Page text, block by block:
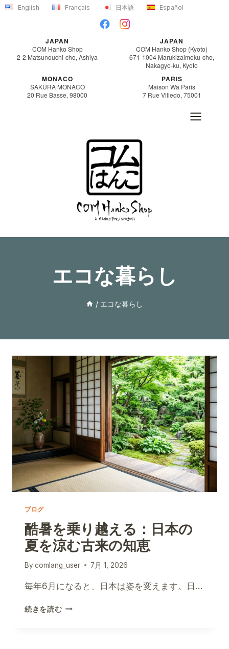
内
English Français 日本語 Español
JAPAN
COM Hanko Shop
2-2 Matsunouchi-cho, Ashiya
JAPAN
COM Hanko Shop (Kyoto)
671-1004 Marukizaimoku-cho,
Nakagyo-ku, Kyoto
MONACO
SAKURA MONACO
20 Rue Basse, 98000
PARIS
Maison Wa Paris
7 Rue Villedo, 75001
エコな暮らし
/ エコな暮らし
ブログ
酷暑を乗り越える：日本の
夏を涼む古来の知恵
By comlang_user 7月 1, 2026
毎年6月になると、日本は姿を変えます。日…
続きを読む酷